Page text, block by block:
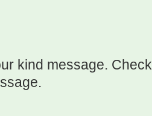
kind message.